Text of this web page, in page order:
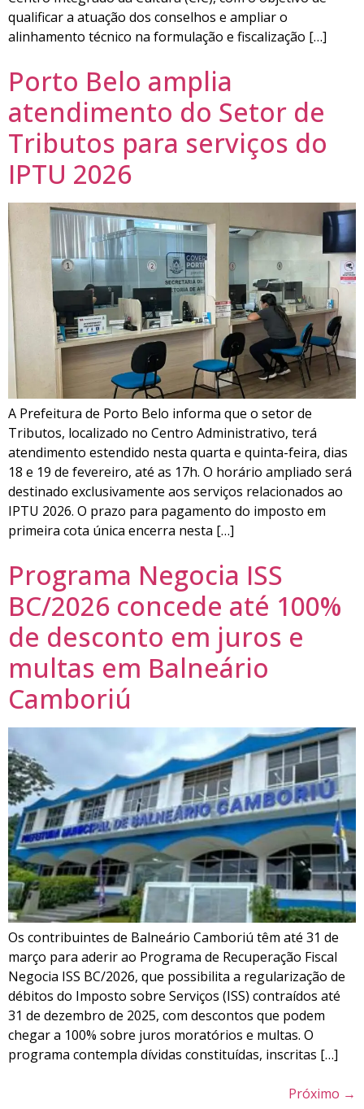
qualificar a atuação dos conselhos e ampliar o
alinhamento técnico na formulação e fiscalização […]
Porto Belo amplia
atendimento do Setor de
Tributos para serviços do
IPTU 2026
A Prefeitura de Porto Belo informa que o setor de
Tributos, localizado no Centro Administrativo, terá
atendimento estendido nesta quarta e quinta-feira, dias
18 e 19 de fevereiro, até as 17h. O horário ampliado será
destinado exclusivamente aos serviços relacionados ao
IPTU 2026. O prazo para pagamento do imposto em
primeira cota única encerra nesta […]
Programa Negocia ISS
BC/2026 concede até 100%
de desconto em juros e
multas em Balneário
Camboriú
Os contribuintes de Balneário Camboriú têm até 31 de
março para aderir ao Programa de Recuperação Fiscal
Negocia ISS BC/2026, que possibilita a regularização de
débitos do Imposto sobre Serviços (ISS) contraídos até
31 de dezembro de 2025, com descontos que podem
chegar a 100% sobre juros moratórios e multas. O
programa contempla dívidas constituídas, inscritas […]
Próximo →